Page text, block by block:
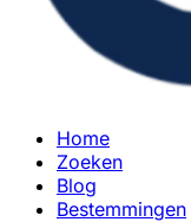
Home
Zoeken
Blog
Bestemmingen